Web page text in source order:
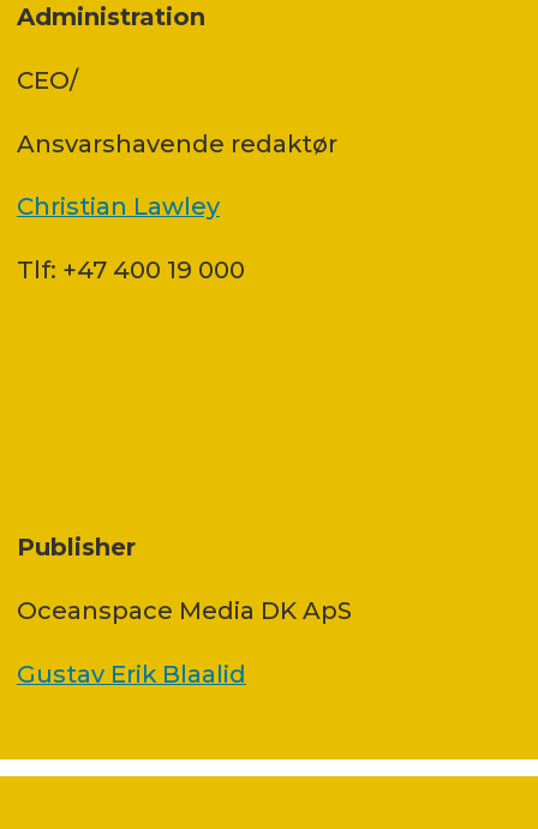
Administration
CEO/
Ansvars­havende redaktør
Christian Lawley
Tlf: +47 400 19 000
Publisher
Oceanspace Media DK ApS
Gustav Erik Blaalid